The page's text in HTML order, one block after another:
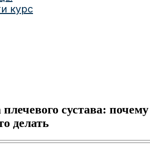
курс
сустава: почему
делать